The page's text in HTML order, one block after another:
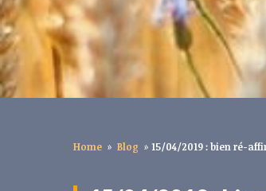
Home » Blog » 15/04/2019 : bien ré-